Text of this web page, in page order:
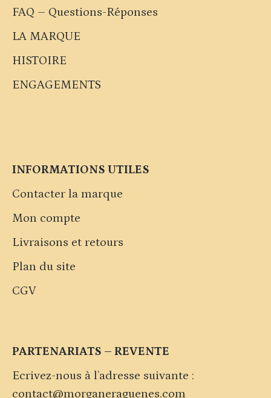
FAQ – Questions-Réponses
LA MARQUE
HISTOIRE
ENGAGEMENTS
INFORMATIONS UTILES
Contacter la marque
Mon compte
Livraisons et retours
Plan du site
CGV
PARTENARIATS – REVENTE
Ecrivez-nous à l’adresse suivante :
contact@morganeraguenes.com